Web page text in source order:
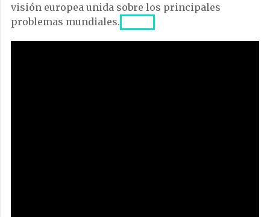
visión europea unida sobre los principales
problemas mundiales.